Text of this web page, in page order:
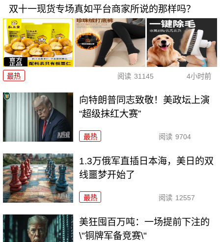
双十一现货专场真如平台商家所说的那样吗？
最热 阅读 31145 4小时前
向特朗普同志致敬！美政坛上演
“超级抹红大赛”
最热 阅读 9704
1.3万俄军直插日本海，美日的双
线噩梦开始了
最热 阅读 12557
美狂囤百万吨：一场提前下注的
\"铜牌军备竞赛\"